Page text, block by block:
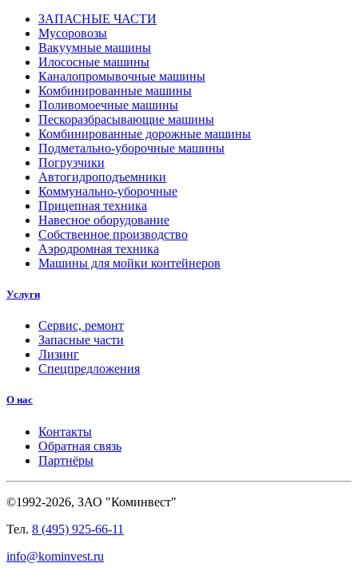
ЗАПАСНЫЕ ЧАСТИ
Мусоровозы
Вакуумные машины
Илососные машины
Каналопромывочные машины
Комбинированные машины
Поливомоечные машины
Пескоразбрасывающие машины
Комбинированные дорожные машины
Подметально-уборочные машины
Погрузчики
Автогидроподъемники
Коммунально-уборочные
Прицепная техника
Навесное оборудование
Собственное производство
Аэродромная техника
Машины для мойки контейнеров
Услуги
Сервис, ремонт
Запасные части
Лизинг
Спецпредложения
О нас
Контакты
Обратная связь
Партнёры
©1992-2026, ЗАО "Коминвест"
Тел. 8 (495) 925-66-11
info@kominvest.ru